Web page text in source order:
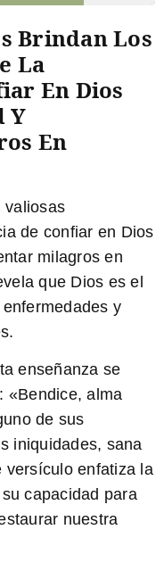
Brindan Los
La
En Dios
Y
En
valiosas
de confiar en Dios
milagros en
que Dios es el
y
enseñanza se
«Bendice, alma
de sus
iniquidades, sana
versículo enfatiza la
capacidad para
nuestra